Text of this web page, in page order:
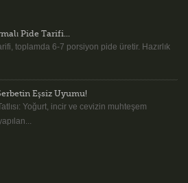
Pide Tarifi...
toplamda 6-7 porsiyon pide üretir. Hazırlık
Eşsiz Uyumu!
Yoğurt, incir ve cevizin muhteşem